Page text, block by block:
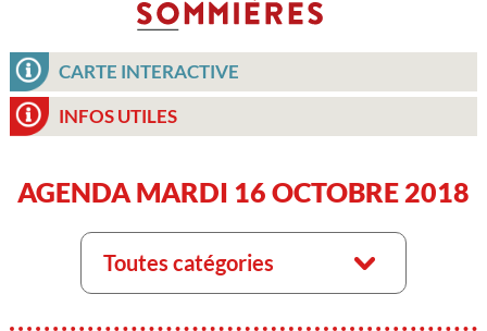
CARTE INTERACTIVE
INFOS UTILES
AGENDA MARDI 16 OCTOBRE 2018
Toutes catégories